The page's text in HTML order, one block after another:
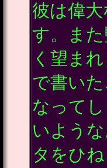
彼は偉
す。ま
く望ま
で書い
なって
いよう
タをひ